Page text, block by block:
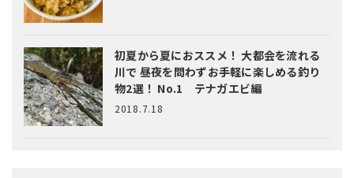
初夏から夏におススメ！ 大都会を流れる
川で 昼夜を問わずお手軽に楽しめる釣り
物2選！ No.1 テナガエビ編
2018.7.18